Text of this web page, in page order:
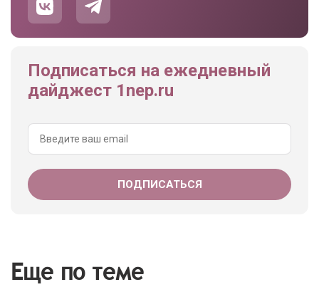
Подписаться на ежедневный
дайджест 1nep.ru
Еще по теме